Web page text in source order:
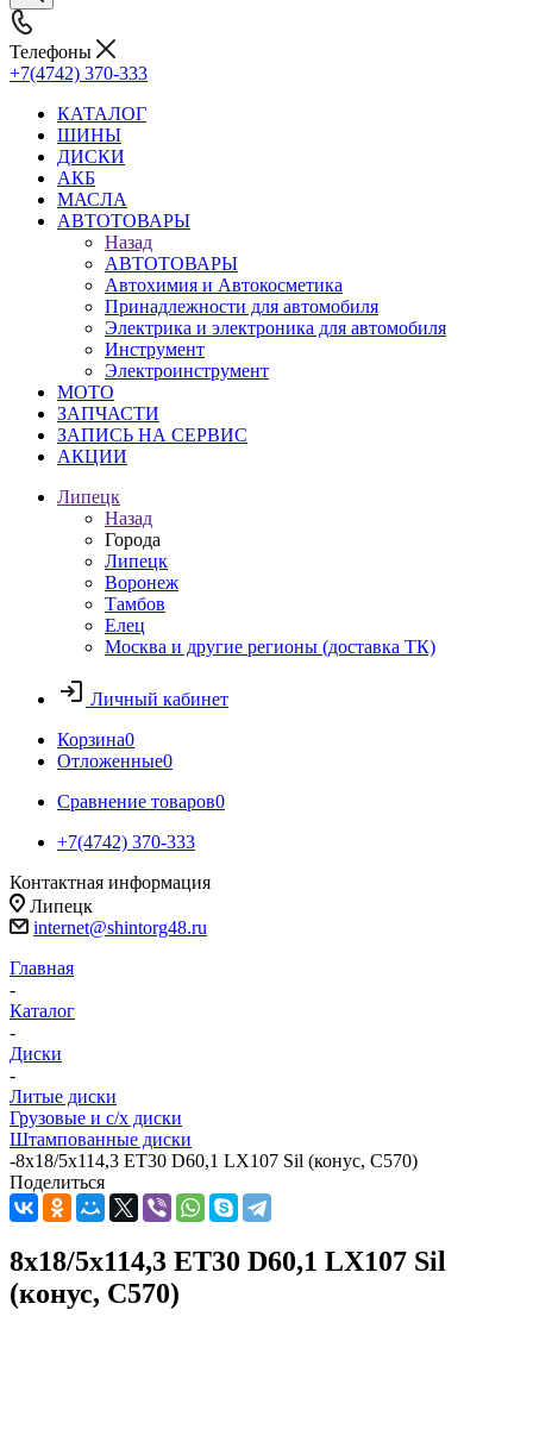
Телефоны
+7(4742) 370-333
КАТАЛОГ
ШИНЫ
ДИСКИ
АКБ
МАСЛА
АВТОТОВАРЫ
Назад
АВТОТОВАРЫ
Автохимия и Автокосметика
Принадлежности для автомобиля
Электрика и электроника для автомобиля
Инструмент
Электроинструмент
МОТО
ЗАПЧАСТИ
ЗАПИСЬ НА СЕРВИС
АКЦИИ
Липецк
Назад
Города
Липецк
Воронеж
Тамбов
Елец
Москва и другие регионы (доставка ТК)
Личный кабинет
Корзина0
Отложенные0
Сравнение товаров0
+7(4742) 370-333
Контактная информация
Липецк
internet@shintorg48.ru
Главная
-
Каталог
-
Диски
-
Литые диски
Грузовые и с/х диски
Штампованные диски
-8x18/5x114,3 ET30 D60,1 LX107 Sil (конус, C570)
Поделиться
8x18/5x114,3 ET30 D60,1 LX107 Sil
(конус, C570)